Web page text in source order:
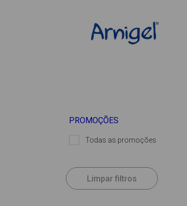
PROMOÇÕES
Todas as promoções
Limpar filtros